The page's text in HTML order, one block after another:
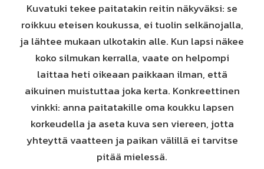
Kuvatuki tekee paitatakin reitin näkyväksi: se
roikkuu eteisen koukussa, ei tuolin selkänojalla,
ja lähtee mukaan ulkotakin alle. Kun lapsi näkee
koko silmukan kerralla, vaate on helpompi
laittaa heti oikeaan paikkaan ilman, että
aikuinen muistuttaa joka kerta. Konkreettinen
vinkki: anna paitatakille oma koukku lapsen
korkeudella ja aseta kuva sen viereen, jotta
yhteyttä vaatteen ja paikan välillä ei tarvitse
pitää mielessä.